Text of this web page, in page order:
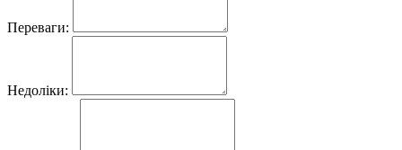
Переваги:
Недоліки: